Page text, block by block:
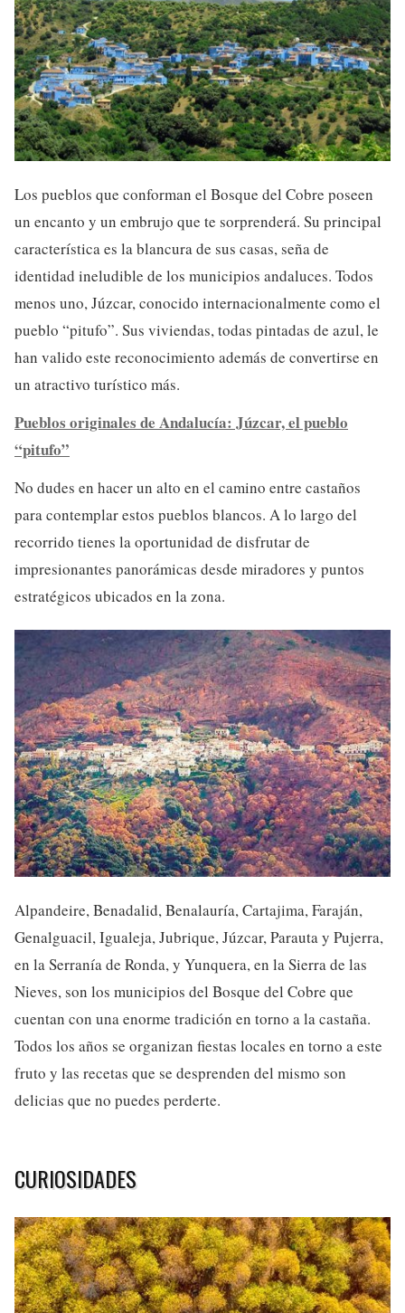
Los pueblos que conforman el Bosque del Cobre poseen
un encanto y un embrujo que te sorprenderá. Su principal
característica es la blancura de sus casas, seña de
identidad ineludible de los municipios andaluces. Todos
menos uno, Júzcar, conocido internacionalmente como el
pueblo “pitufo”. Sus viviendas, todas pintadas de azul, le
han valido este reconocimiento además de convertirse en
un atractivo turístico más.
Pueblos originales de Andalucía: Júzcar, el pueblo
“pitufo”
No dudes en hacer un alto en el camino entre castaños
para contemplar estos pueblos blancos. A lo largo del
recorrido tienes la oportunidad de disfrutar de
impresionantes panorámicas desde miradores y puntos
estratégicos ubicados en la zona.
Alpandeire, Benadalid, Benalauría, Cartajima, Faraján,
Genalguacil, Igualeja, Jubrique, Júzcar, Parauta y Pujerra,
en la Serranía de Ronda, y Yunquera, en la Sierra de las
Nieves, son los municipios del Bosque del Cobre que
cuentan con una enorme tradición en torno a la castaña.
Todos los años se organizan fiestas locales en torno a este
fruto y las recetas que se desprenden del mismo son
delicias que no puedes perderte.
CURIOSIDADES